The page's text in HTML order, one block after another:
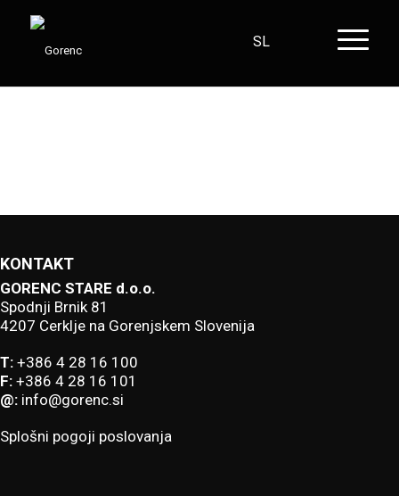
SL
EN
KONTAKT
GORENC STARE d.o.o.
Spodnji Brnik 81
4207 Cerklje na Gorenjskem Slovenija
T: +386 4 28 16 100
F: +386 4 28 16 101
@: info@gorenc.si
Splošni pogoji poslovanja